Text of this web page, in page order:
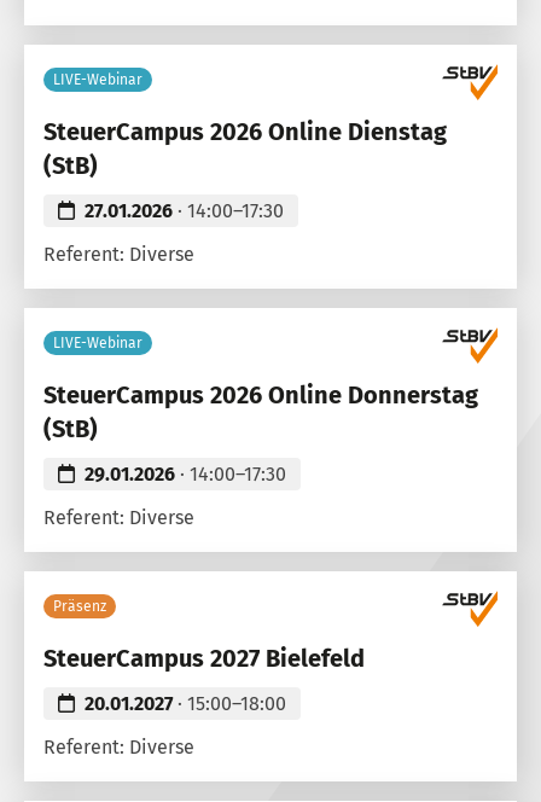
LIVE-Webinar
SteuerCampus 2026 Online Dienstag
(StB)
27.01.2026 · 14:00–17:30
Referent: Diverse
LIVE-Webinar
SteuerCampus 2026 Online Donnerstag
(StB)
29.01.2026 · 14:00–17:30
Referent: Diverse
Präsenz
SteuerCampus 2027 Bielefeld
20.01.2027· 15:00–18:00
Referent: Diverse